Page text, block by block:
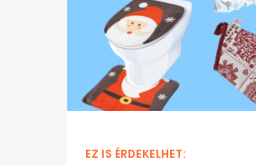
EZ IS ÉRDEKELHET: